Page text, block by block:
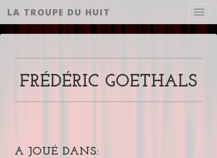
LA TROUPE DU HUIT
FRÉDÉRIC GOETHALS
A JOUÉ DANS: